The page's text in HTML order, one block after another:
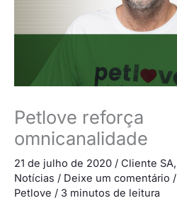
Petlove reforça
omnicanalidade
21 de julho de 2020 / Cliente SA,
Notícias / Deixe um comentário /
Petlove / 3 minutos de leitura